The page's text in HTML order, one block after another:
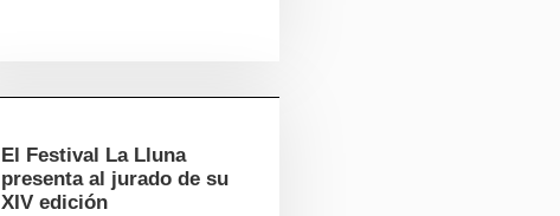
El Festival La Lluna
presenta al jurado de su
XIV edición